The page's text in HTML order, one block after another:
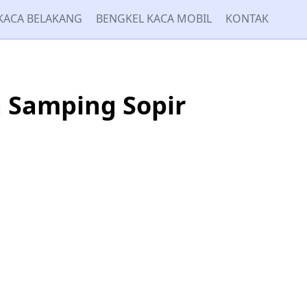
BELAKANG BENGKEL KACA MOBIL KONTAK
Sopir